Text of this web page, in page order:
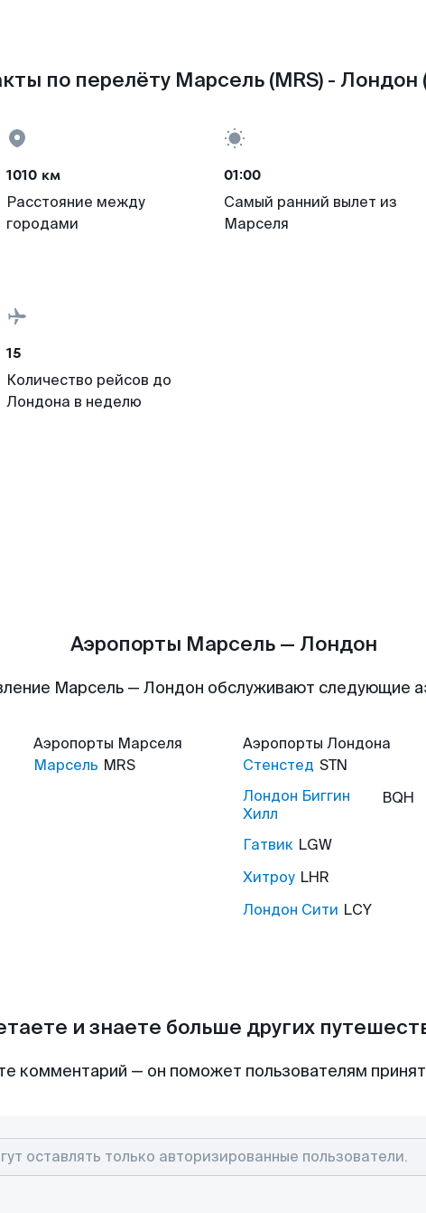
по перелёту Марсель (MRS) - Лондон
1010 км
Расстояние между
городами
01:00
Самый ранний вылет из
Марселя
15
Количество рейсов до
Лондона в неделю
Аэропорты Марсель — Лондон
Марсель — Лондон обслуживают следующие
Аэропорты Марселя
Марсель MRS
Аэропорты Лондона
Стенстед STN
Лондон Биггин
Хилл
BQH
Гатвик LGW
Хитроу LHR
Лондон Сити LCY
и знаете больше других
комментарий — он поможет пользователям